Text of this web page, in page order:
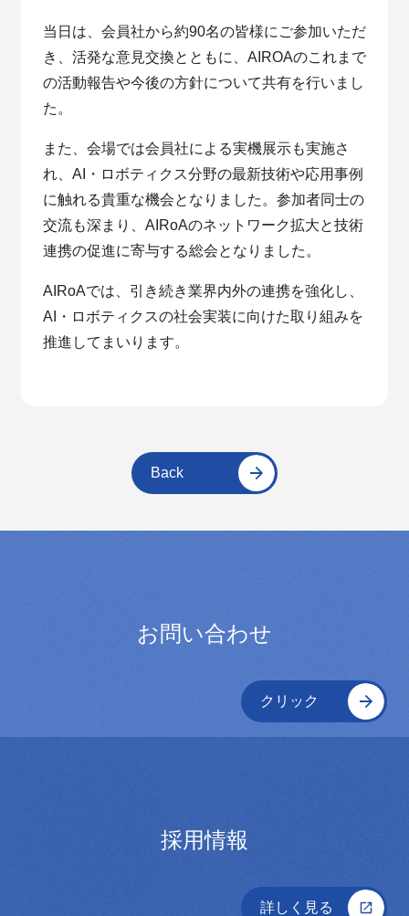
当日は、会員社から約90名の皆様にご参加いただ
き、活発な意見交換とともに、AIROAのこれまで
の活動報告や今後の方針について共有を行いまし
た。
また、会場では会員社による実機展示も実施さ
れ、AI・ロボティクス分野の最新技術や応用事例
に触れる貴重な機会となりました。参加者同士の
交流も深まり、AIRoAのネットワーク拡大と技術
連携の促進に寄与する総会となりました。
AIRoAでは、引き続き業界内外の連携を強化し、
AI・ロボティクスの社会実装に向けた取り組みを
推進してまいります。
Back
お問い合わせ
クリック
採用情報
詳しく見る